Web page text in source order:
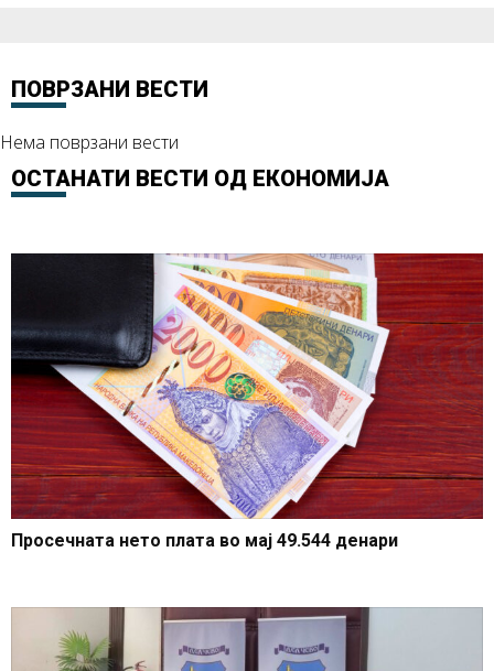
ПОВРЗАНИ ВЕСТИ
Нема поврзани вести
ОСТАНАТИ ВЕСТИ ОД ЕКОНОМИЈА
Просечната нето плата во мај 49.544 денари